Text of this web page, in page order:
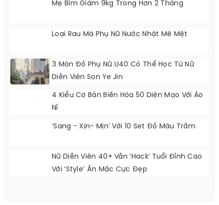
Mẹ Bỉm Giảm 9kg Trong Hơn 2 Tháng
Loại Rau Mà Phụ Nữ Nước Nhật Mê Mệt
3 Món Đồ Phụ Nữ U40 Có Thể Học Từ Nữ
Diễn Viên Son Ye Jin
4 Kiểu Cơ Bản Biến Hóa 50 Diện Mạo Với Áo
Nỉ
‘Sang - Xịn- Mịn’ Với 10 Set Đồ Màu Trầm
Nữ Diễn Viên 40+ Vẫn ‘hack’ Tuổi Đỉnh Cao
Với ‘style’ Ăn Mặc Cực Đẹp